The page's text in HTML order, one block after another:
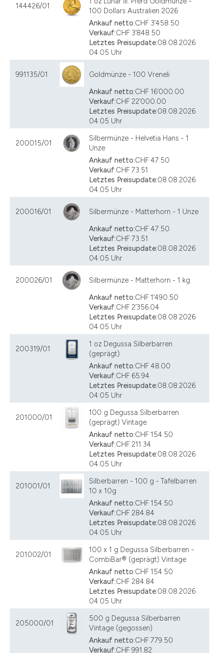
144426/01
100 Dollars Australien 2026
Ankauf netto:CHF 3’458.50
Verkauf:CHF 3’848.50
Letztes Preisupdate:08.08.2026
04:05 Uhr
991135/01
Goldmünze - 100 Vreneli
Ankauf netto:CHF 16’000.00
Verkauf:CHF 22’000.00
Letztes Preisupdate:08.08.2026
04:05 Uhr
200015/01
Silbermünze - Helvetia Hans - 1
Unze
Ankauf netto:CHF 47.50
Verkauf:CHF 73.51
Letztes Preisupdate:08.08.2026
04:05 Uhr
200016/01
Silbermünze - Matterhorn - 1 Unze
Ankauf netto:CHF 47.50
Verkauf:CHF 73.51
Letztes Preisupdate:08.08.2026
04:05 Uhr
200026/01
Silbermünze - Matterhorn - 1 kg
Ankauf netto:CHF 1’490.50
Verkauf:CHF 2’356.04
Letztes Preisupdate:08.08.2026
04:05 Uhr
200319/01
1 oz Degussa Silberbarren
(geprägt)
Ankauf netto:CHF 48.00
Verkauf:CHF 65.94
Letztes Preisupdate:08.08.2026
04:05 Uhr
201000/01
100 g Degussa Silberbarren
(geprägt) Vintage
Ankauf netto:CHF 154.50
Verkauf:CHF 211.34
Letztes Preisupdate:08.08.2026
04:05 Uhr
201001/01
Silberbarren - 100 g - Tafelbarren
10 x 10g
Ankauf netto:CHF 154.50
Verkauf:CHF 284.84
Letztes Preisupdate:08.08.2026
04:05 Uhr
201002/01
100 x 1 g Degussa Silberbarren -
CombiBar® (geprägt) Vintage
Ankauf netto:CHF 154.50
Verkauf:CHF 284.84
Letztes Preisupdate:08.08.2026
04:05 Uhr
205000/01
500 g Degussa Silberbarren
Vintage (gegossen)
Ankauf netto:CHF 779.50
Verkauf:CHF 991.82